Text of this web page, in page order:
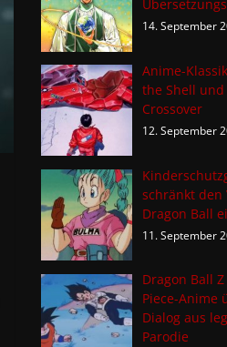
14. September
Anime-
the Shell
Crossover
12. September
schränkt den
Dragon Ball
11. September
Dragon Ball
Piece-Anime
Dialog aus
Parodie